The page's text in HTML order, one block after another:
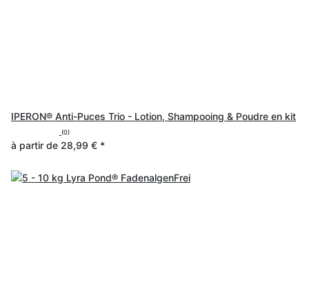
IPERON® Anti-Puces Trio - Lotion, Shampooing & Poudre en kit
(0)
à partir de 28,99 € *